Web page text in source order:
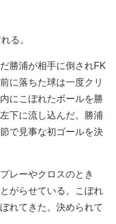
る。
勝浦が相手に倒されFK
に落ちた球は一度クリ
にこぼれたボールを勝
下に流し込んだ。勝浦
で見事な初ゴールを決
レーやクロスのとき
がらせている。こぼれ
れてきた。決められて